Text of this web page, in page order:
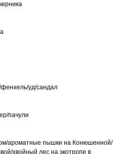
уд/сандал
пачули
ароматные пышки на Конюшенной/
хвойный лес на экотропе в